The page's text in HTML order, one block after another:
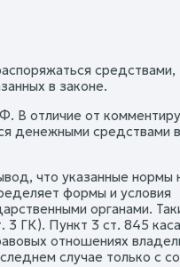
средствами,
в законе.
В отличие от
денежными средствами в
что указанные нормы
формы и условия
органами.
3 ГК). Пункт 3 ст. 845
отношениях
случае только с